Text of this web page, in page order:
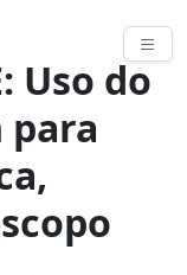
Uso do
para